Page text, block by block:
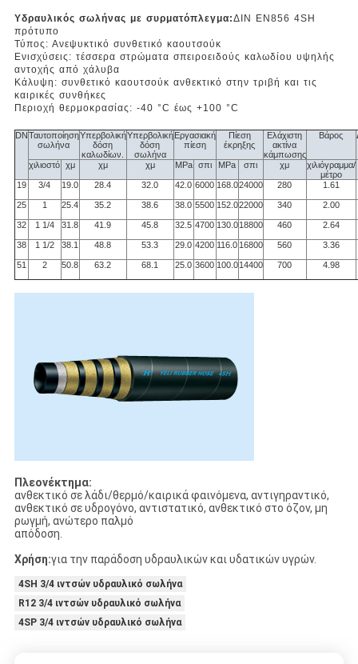
Υδραυλικός σωλήνας με συρματόπλεγμα:ΔΙΝ EN856 4SH
πρότυπο
Τύπος: Ανεψυκτικό συνθετικό καουτσούκ
Ενισχύσεις: τέσσερα στρώματα σπειροειδούς καλωδίου υψηλής
αντοχής από χάλυβα
Κάλυψη: συνθετικό καουτσούκ ανθεκτικό στην τριβή και τις
καιρικές συνθήκες
Περιοχή θερμοκρασίας: -40 °C έως +100 °C
DN Ταυτοποίηση
σωλήνα
Υπερβολική
δόση
καλωδίων.
Υπερβολική
δόση
σωλήνα
Εργασιακή
πίεση
Πίεση
έκρηξης
Ελάχιστη
ακτίνα
κάμπωσης
Βάρος
χιλιοστό χμ χμ χμ MPa σπι MPa σπι χμ
χιλιόγραμμα/
μέτρο
19
3/4 19.0 28.4 32.0 42.0 6000 168.024000 280 1.61
25 1 25.4 35.2 38.6 38.0 5500 152.022000 340 2.00
32 1 1/4 31.8 41.9 45.8 32.5 4700 130.018800 460 2.64
38 1 1/2 38.1 48.8 53.3 29.0 4200 116.016800 560 3.36
51 2 50.8 63.2 68.1 25.0 3600 100.014400 700 4.98
Πλεονέκτημα:
ανθεκτικό σε λάδι/θερμό/καιρικά φαινόμενα, αντιγηραντικό,
ανθεκτικό σε υδρογόνο, αντιστατικό, ανθεκτικό στο όζον, μη
ρωγμή, ανώτερο παλμό
απόδοση.
Χρήση:για την παράδοση υδραυλικών και υδατικών υγρών.
4SH 3/4 ιντσών υδραυλικό σωλήνα
R12 3/4 ιντσών υδραυλικό σωλήνα
4SP 3/4 ιντσών υδραυλικό σωλήνα